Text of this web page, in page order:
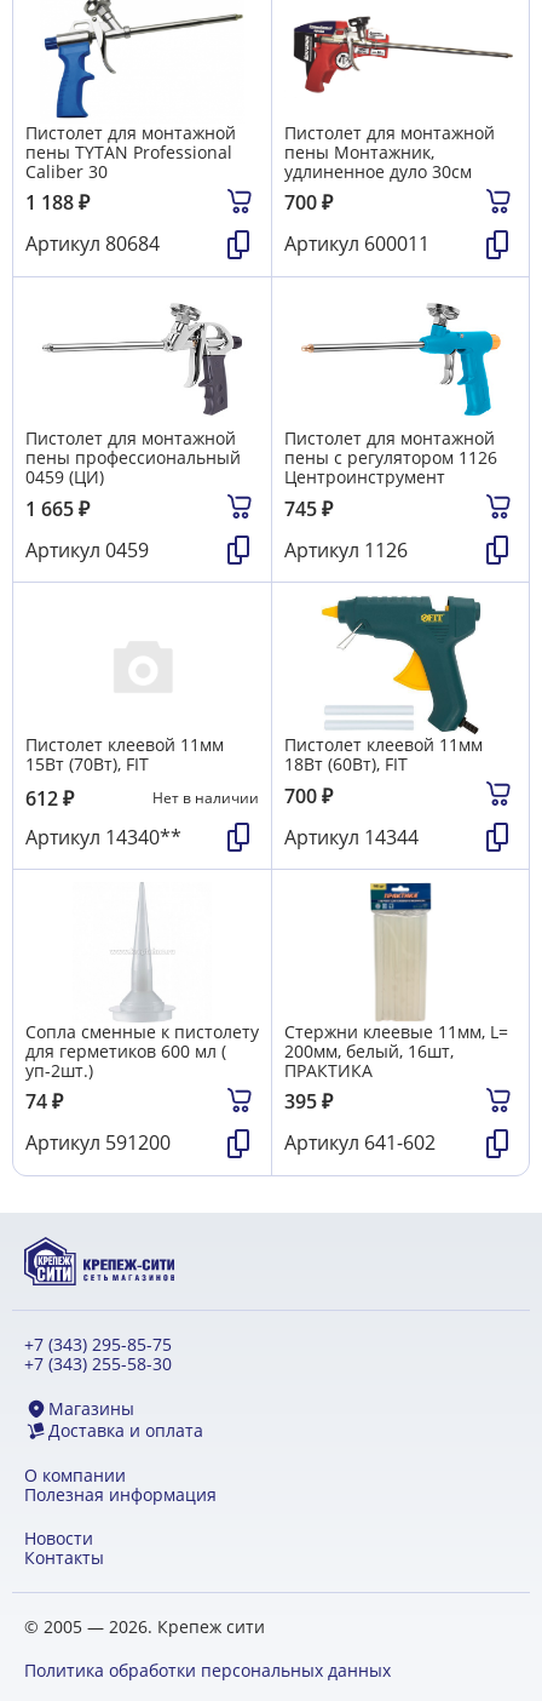
Пистолет для монтажной
пены TYTAN Professional
Caliber 30
1 188₽
Артикул 80684
Пистолет для монтажной
пены Монтажник,
удлиненное дуло 30см
700₽
Артикул 600011
Пистолет для монтажной
пены профессиональный
0459 (ЦИ)
1 665₽
Артикул 0459
Пистолет для монтажной
пены с регулятором 1126
Центроинструмент
745₽
Артикул 1126
Пистолет клеевой 11мм
15Вт (70Вт), FIT
612₽ Нет в наличии
Артикул 14340**
Пистолет клеевой 11мм
18Вт (60Вт), FIT
700₽
Артикул 14344
Сопла сменные к пистолету
для герметиков 600 мл (
уп-2шт.)
74₽
Артикул 591200
Стержни клеевые 11мм, L=
200мм, белый, 16шт,
ПРАКТИКА
395₽
Артикул 641-602
+7 (343) 295-85-75
+7 (343) 255-58-30
Магазины
Доставка и оплата
О компании
Полезная информация
Новости
Контакты
© 2005 — 2026. Крепеж сити
Политика обработки персональных данных